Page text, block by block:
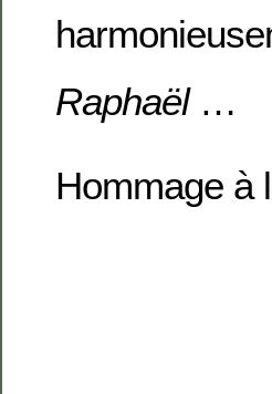
Raphaël…
Hommage à